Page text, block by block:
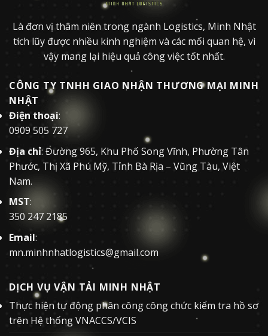
Là đơn vị thâm niên trong ngành Logistics, Minh Nhật
tích lũy được nhiều kinh nghiệm và các mối quan hệ, vì
vậy mang lại hiệu quả công việc tốt nhất.
CÔNG TY TNHH GIAO NHẬN THƯƠNG MẠI MINH
NHẬT
Điện thoại:
0909 505 727
Địa chỉ: Đường 965, Khu Phố Song Vĩnh, Phường Tân
Phước, Thị Xã Phú Mỹ, Tỉnh Bà Rịa – Vũng Tàu, Việt
Nam.
MST:
350 247 2185
Email:
mn.minhnhatlogistics@gmail.com
DỊCH VỤ VẬN TẢI MINH NHẬT
Thực hiện tự động phân công công chức kiểm tra hồ sơ
trên Hệ thống VNACCS/VCIS